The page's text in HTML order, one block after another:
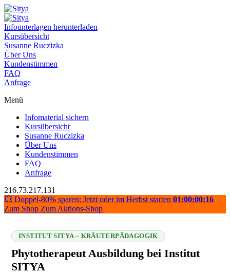
Infounterlagen herunterladen
Kursübersicht
Susanne Ruczizka
Über Uns
Kundenstimmen
FAQ
Anfrage
Menü
Infomaterial sichern
Kursübersicht
Susanne Ruczizka
Über Uns
Kundenstimmen
FAQ
Anfrage
216.73.217.131
💥 Doppel-80% sparen: Jetzt oder im Herbst starten 01:00:00:15
Zum Shop Zum Aktions-Shop
INSTITUT SITYA – KRÄUTERPÄDAGOGIK
Phytotherapeut Ausbildung bei Institut
SITYA